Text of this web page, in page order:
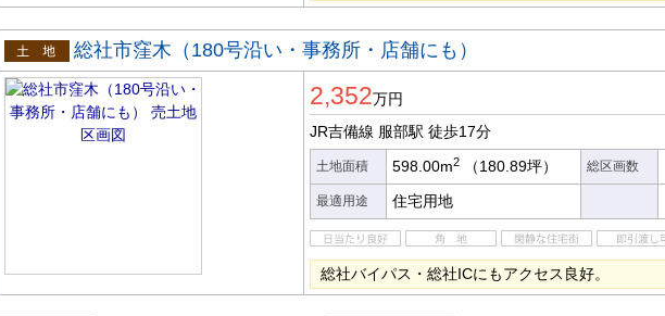
売土地
総社市窪木（180号沿い・事務所・店舗にも）
2,352万円
JR吉備線 服部駅 徒歩17分
土地面積 598.00m2 （180.89坪） 総区画数
最適用途 住宅用地
総社バイパス・総社ICにもアクセス良好。